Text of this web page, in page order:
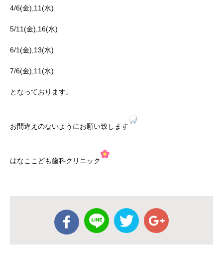
4/6(金),11(水)
5/11(金),16(水)
6/1(金),13(水)
7/6(金),11(水)
となっております。
お間違えのないようにお願い致します
はなここども歯科クリニック